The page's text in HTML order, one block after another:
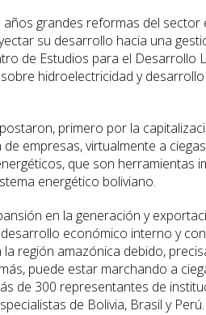
grandes reformas del
su desarrollo hacia una
de Estudios para el Desarrollo
hidroelectricidad y
primero por la
empresas, virtualmente a
que son herramientas
energético boliviano.
en la generación y
económico interno y
región amazónica debido,
puede estar marchando a
de 300 representantes de
de Bolivia, Brasil y Perú.